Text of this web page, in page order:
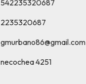
542235320687
2235320687
gmurbano86@gmail.com
necochea 4251